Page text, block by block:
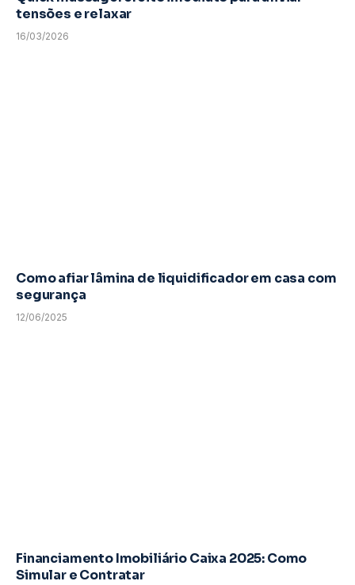
tensões e relaxar
16/03/2026
Como afiar lâmina de liquidificador em casa com
segurança
12/06/2025
Financiamento Imobiliário Caixa 2025: Como
Simular e Contratar